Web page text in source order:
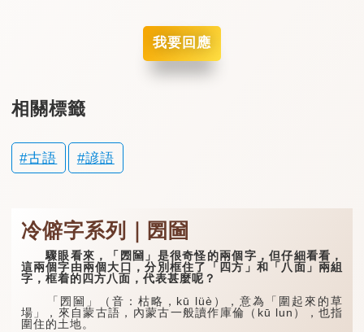
我要回應
相關標籤
古語 諺語
冷僻字系列｜圐圙
驟眼看來，「圐圙」是很奇怪的兩個字，但仔細看看，
這兩個字由兩個大口，分別框住了「四方」和「八面」兩組
字，框着的四方八面，代表甚麼呢？
「圐圙」（音：枯略，kū lüè），意為「圍起來的草
場」，來自蒙古語，內蒙古一般讀作庫倫（kū lun），也指
圍住的土地。